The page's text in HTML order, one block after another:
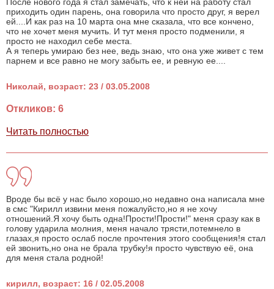
приходить один парень, она говорила что просто друг, я верел
ей....И как раз на 10 марта она мне сказала, что все кончено,
что не хочет меня мучить. И тут меня просто подменили, я
просто не находил себе места.
А я теперь умираю без нее, ведь знаю, что она уже живет с тем
парнем и все равно не могу забыть ее, и ревную ее....
Николай, возраст: 23 / 03.05.2008
Откликов: 6
Читать полностью
Вроде бы всё у нас было хорошо,но недавно она написала мне
в смс "Кирилл извини меня пожалуйсто,но я не хочу
отношений.Я хочу быть одна!Прости!Прости!" меня сразу как в
голову ударила молния, меня начало трясти,потемнело в
глазах,я просто ослаб после прочтения этого сообщения!я стал
ей звонить,но она не брала трубку!я просто чувствую её, она
для меня стала родной!
кирилл, возраст: 16 / 02.05.2008